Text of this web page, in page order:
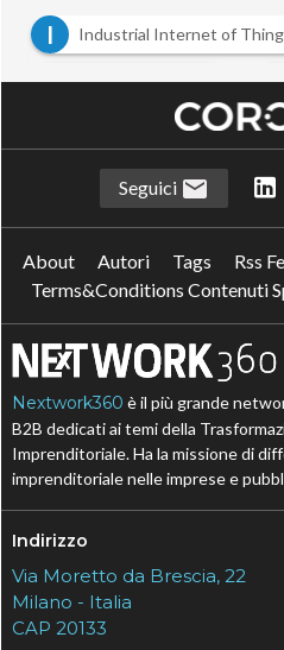
I
Industrial Internet of
I Internet of Things S
Seguici
About Autori Tags Rss
Terms&Conditions Contenuti
Nextwork360 è il più grande
B2B dedicati ai temi della
Imprenditoriale. Ha la missione di
imprenditoriale nelle imprese e
Indirizzo
Via Moretto da Brescia, 22
Milano - Italia
CAP 20133